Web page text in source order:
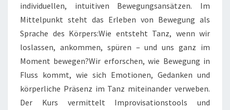
individuellen, intuitiven Bewegungsansätzen. Im
Mittelpunkt steht das Erleben von Bewegung als
Sprache des Körpers:Wie entsteht Tanz, wenn wir
loslassen, ankommen, spüren – und uns ganz im
Moment bewegen?Wir erforschen, wie Bewegung in
Fluss kommt, wie sich Emotionen, Gedanken und
körperliche Präsenz im Tanz miteinander verweben.
Der Kurs vermittelt Improvisationstools und